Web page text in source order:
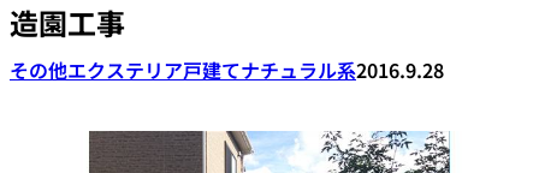
会社情報
オーナー向け会員サービス
よくあるご質問
サイトマップ
造園工事
その他エクステリア戸建てナチュラル系2016.9.28